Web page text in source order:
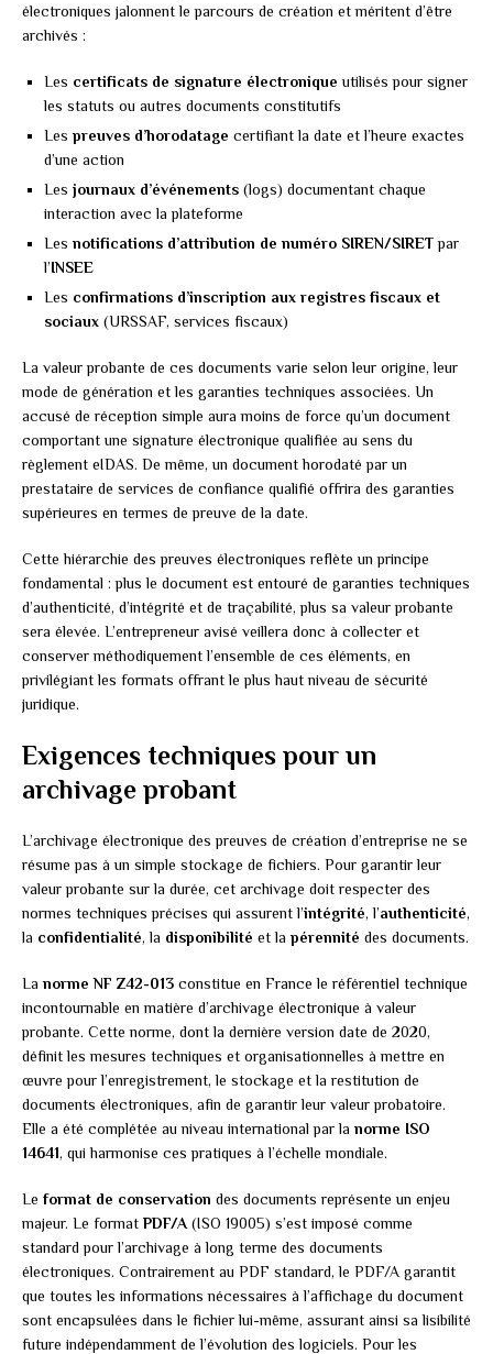
électroniques jalonnent le parcours de création et méritent d’être
archivés :
Les certificats de signature électronique utilisés pour signer
les statuts ou autres documents constitutifs
Les preuves d’horodatage certifiant la date et l’heure exactes
d’une action
Les journaux d’événements (logs) documentant chaque
interaction avec la plateforme
Les notifications d’attribution de numéro SIREN/SIRETpar
l’INSEE
Les confirmations d’inscription aux registres fiscaux et
sociaux (URSSAF, services fiscaux)
La valeur probante de ces documents varie selon leur origine, leur
mode de génération et les garanties techniques associées. Un
accusé de réception simple aura moins de force qu’un document
comportant une signature électronique qualifiée au sens du
règlement eIDAS. De même, un document horodaté par un
prestataire de services de confiance qualifié offrira des garanties
supérieures en termes de preuve de la date.
Cette hiérarchie des preuves électroniques reflète un principe
fondamental : plus le document est entouré de garanties techniques
d’authenticité, d’intégrité et de traçabilité, plus sa valeur probante
sera élevée. L’entrepreneur avisé veillera donc à collecter et
conserver méthodiquement l’ensemble de ces éléments, en
privilégiant les formats offrant le plus haut niveau de sécurité
juridique.
Exigences techniques pour un
archivage probant
L’archivage électronique des preuves de création d’entreprise ne se
résume pas à un simple stockage de fichiers. Pour garantir leur
valeur probante sur la durée, cet archivage doit respecter des
normes techniques précises qui assurent l’intégrité, l’authenticité,
la confidentialité, la disponibilité et la pérennité des documents.
La norme NF Z42-013 constitue en France le référentiel technique
incontournable en matière d’archivage électronique à valeur
probante. Cette norme, dont la dernière version date de 2020,
définit les mesures techniques et organisationnelles à mettre en
œuvre pour l’enregistrement, le stockage et la restitution de
documents électroniques, afin de garantir leur valeur probatoire.
Elle a été complétée au niveau international par la norme ISO
14641, qui harmonise ces pratiques à l’échelle mondiale.
Le format de conservation des documents représente un enjeu
majeur. Le formatPDF/A (ISO 19005) s’est imposé comme
standard pour l’archivage à long terme des documents
électroniques. Contrairement au PDF standard, le PDF/A garantit
que toutes les informations nécessaires à l’affichage du document
sont encapsulées dans le fichier lui-même, assurant ainsi sa lisibilité
future indépendamment de l’évolution des logiciels. Pour les